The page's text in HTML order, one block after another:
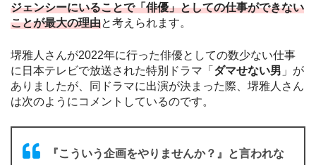
ジェンシーにいることで「俳優」としての仕事ができない
ことが最大の理由と考えられます。
堺雅人さんが2022年に行った俳優としての数少ない仕事
に日本テレビで放送された特別ドラマ「 ダマせない男 」が
ありましたが、同ドラマに出演が決まった際、堺雅人さん
は次のようにコメントしているのです。
『こういう企画をやりませんか？』と言われな